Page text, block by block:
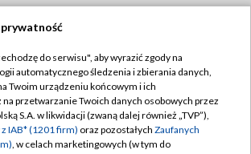
TVP
Regulamin TVP
Polityka prywatności
do serwisu", aby wyrazić zgody na
automatycznego śledzenia i zbierania danych,
Twoim urządzeniu końcowym i ich
przetwarzanie Twoich danych osobowych przez
S.A. w likwidacji (zwaną dalej również „TVP”),
IAB* (1201 firm) oraz pozostałych Zaufanych
, w celach marketingowych (w tym do